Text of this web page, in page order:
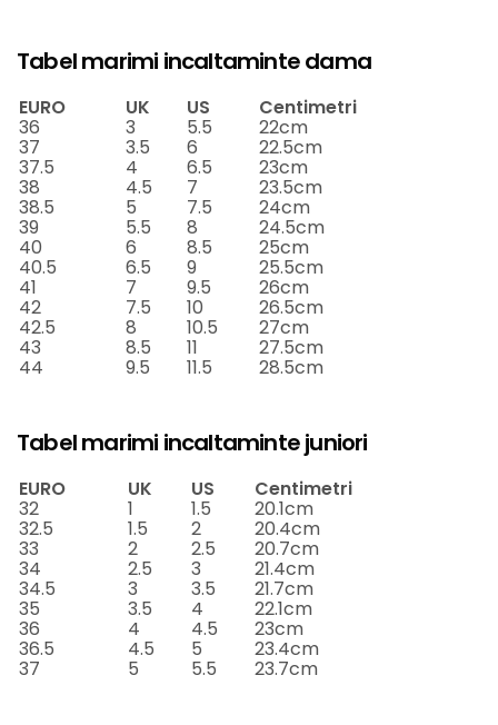
Tabel marimi incaltaminte dama
EURO UK US Centimetri
36 3 5.5 22cm
37 3.5 6 22.5cm
37.5 4 6.5 23cm
38 4.5 7 23.5cm
38.5 5 7.5 24cm
39 5.5 8 24.5cm
40 6 8.5 25cm
40.5 6.5 9 25.5cm
41 7 9.5 26cm
42 7.5 10 26.5cm
42.5 8 10.5 27cm
43 8.5 11 27.5cm
44 9.5 11.5 28.5cm
Tabel marimi incaltaminte juniori
EURO UK US Centimetri
32 1 1.5 20.1cm
32.5 1.5 2 20.4cm
33 2 2.5 20.7cm
34 2.5 3 21.4cm
34.5 3 3.5 21.7cm
35 3.5 4 22.1cm
36 4 4.5 23cm
36.5 4.5 5 23.4cm
37 5 5.5 23.7cm